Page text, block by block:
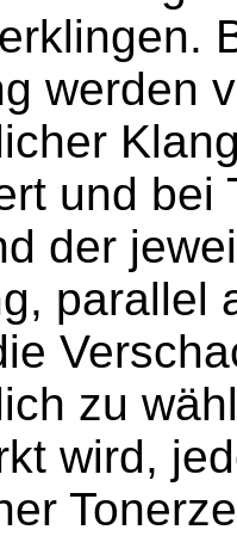
werden
und bei
der
pa­rallel
zu
wird,